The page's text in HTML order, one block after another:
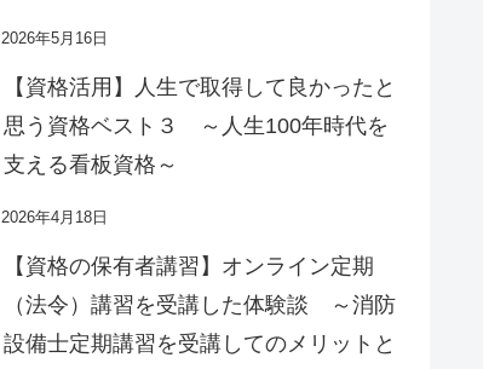
2026年5月16日
【資格活用】人生で取得して良かったと
思う資格ベスト３ ～人生100年時代を
支える看板資格～
2026年4月18日
【資格の保有者講習】オンライン定期
（法令）講習を受講した体験談 ～消防
設備士定期講習を受講してのメリットと